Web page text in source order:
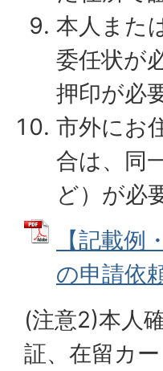
本人また
委任状が
押印が必
市外にお
合は、同
ど）が必
【記載
の申請依
(注意2)本人
証、在留カ